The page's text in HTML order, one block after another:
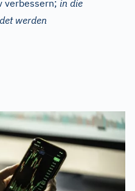
verbessern; in die
werden